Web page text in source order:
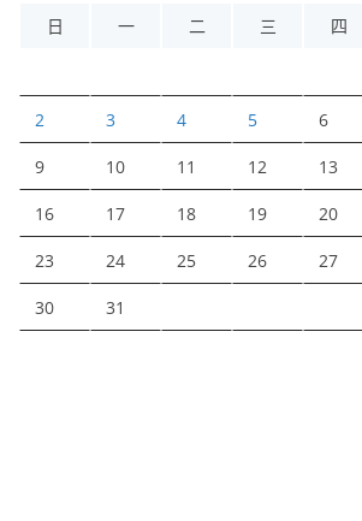
日
一 二 三 四
2 3 4 5 6
9 10 11 12 13
16 17 18 19 20
23 24 25 26 27
30 31